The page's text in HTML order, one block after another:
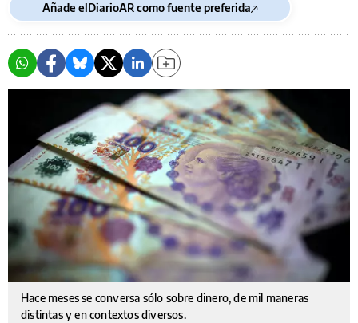
Añade elDiarioAR como fuente preferida
Hace meses se conversa sólo sobre dinero, de mil maneras
distintas y en contextos diversos.